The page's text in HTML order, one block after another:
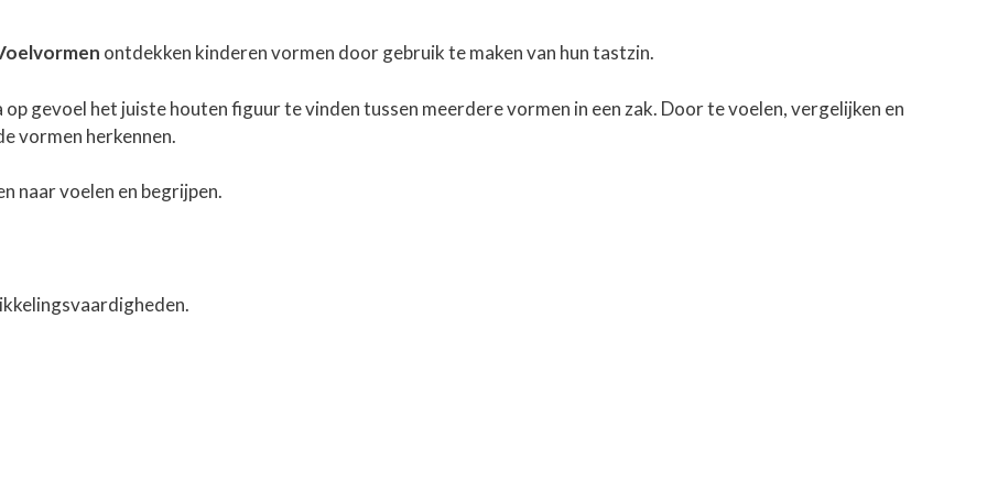
ontdekken kinderen vormen door gebruik te maken van hun tastzin.
gevoel het juiste houten figuur te vinden tussen meerdere vormen in een zak. Door te voelen, vergelijken en
vormen herkennen.
naar voelen en begrijpen.